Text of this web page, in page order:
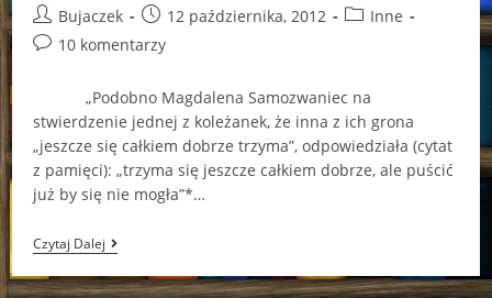
Post
author:
Bujaczek
Post
published:
12 października, 2012
PostInne
Post10 komentarzy
„Podobno Magdalena Samozwaniec na
stwierdzenie jednej z koleżanek, że inna z ich grona
„jeszcze się całkiem dobrze trzyma”, odpowiedziała (cytat
z pamięci): „trzyma się jeszcze całkiem dobrze, ale puścić
już by się nie mogła”*…
Czytaj DalejJedno
Odkrycie,
A